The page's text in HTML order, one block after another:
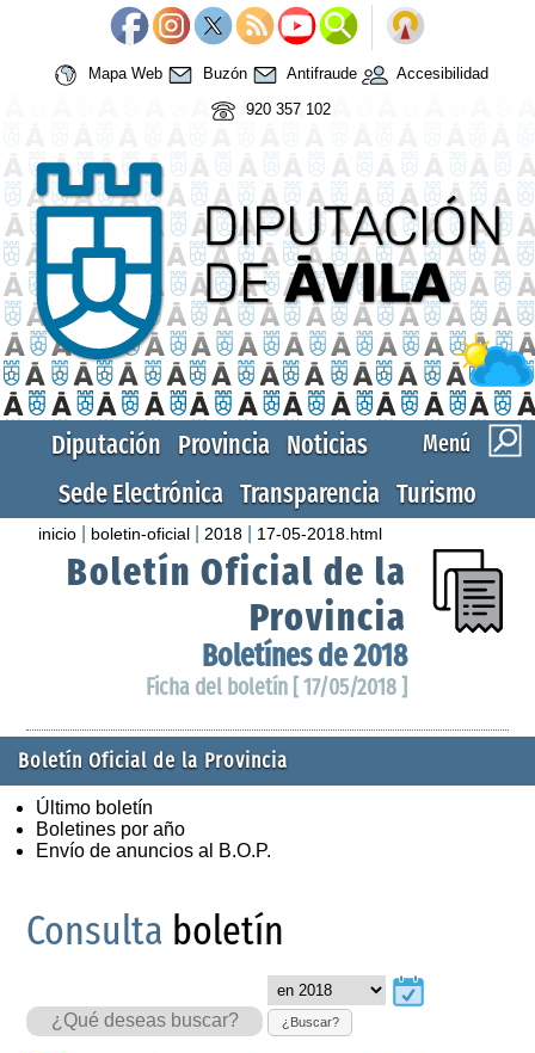
Mapa Web Buzón Antifraude
Accesibilidad
920 357 102
Menú
Diputación Provincia Noticias
Sede Electrónica Transparencia Turismo
inicio boletin-oficial 2018 17-05-2018.html
Boletín Oficial de la
Provincia
Boletínes de 2018
Ficha del boletín [ 17/05/2018 ]
Boletín Oficial de la Provincia
Último boletín
Boletines por año
Envío de anuncios al B.O.P.
Consulta boletín
¿Buscar?